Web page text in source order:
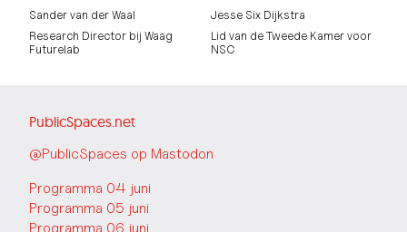
Sander van der Waal
Research Director bij Waag
Futurelab
Jesse Six Dijkstra
Lid van de Tweede Kamer voor
NSC
PublicSpaces.net
@PublicSpaces op Mastodon
Programma 04 juni
Programma 05 juni
Programma 06 juni